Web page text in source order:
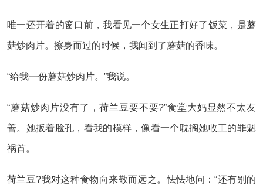
唯一还开着的窗口前，我看见一个女生正打好了饭菜，是蘑
菇炒肉片。擦身而过的时候，我闻到了蘑菇的香味。
“给我一份蘑菇炒肉片。”我说。
“蘑菇炒肉片没有了，荷兰豆要不要?”食堂大妈显然不太友
善。她扳着脸孔，看我的模样，像看一个耽搁她收工的罪魁
祸首。
荷兰豆?我对这种食物向来敬而远之。怯怯地问：“还有别的